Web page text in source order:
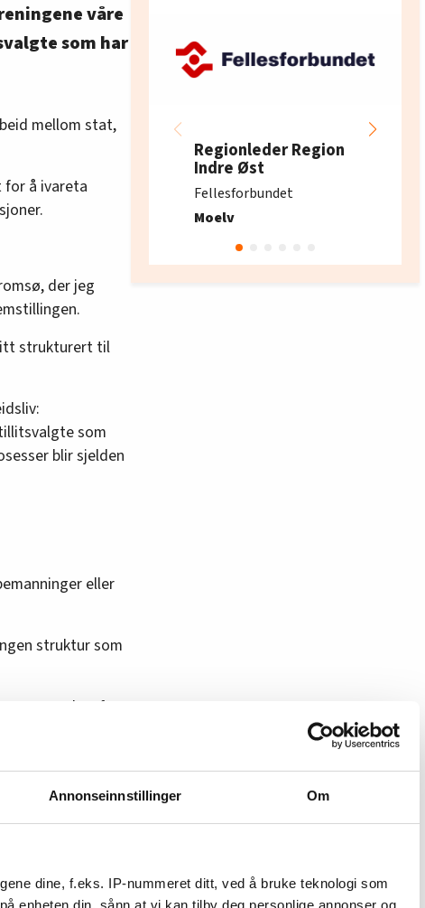
Annonseinnstillinger Om
dine, f.eks. IP-nummeret ditt, ved å bruke teknologi som
enheten din, sånn at vi kan tilby deg personlige annonser og
våre
som har
mellom stat,
for å ivareta
der jeg
strukturert til
som
blir sjelden
eller
struktur som
som kan føre
situasjonen er
men når
to stoler.
Regionleder Region
Indre Øst
Fellesforbundet
Moelv